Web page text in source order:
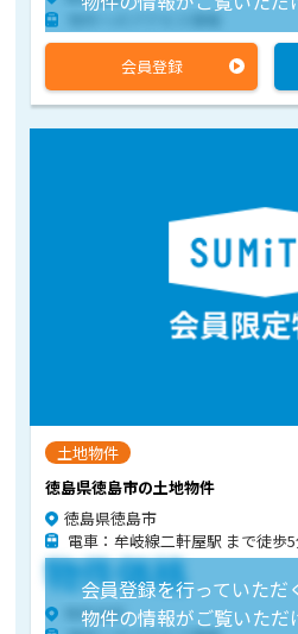
物件へのアクセス情報
会員登録
土地物件
徳島県徳島市の土地物件
徳島県徳島市
電車：牟岐線二軒屋駅 まで徒歩
会員登録を行っていただ
物件の情報がご覧いただ
物件価格
物件住所